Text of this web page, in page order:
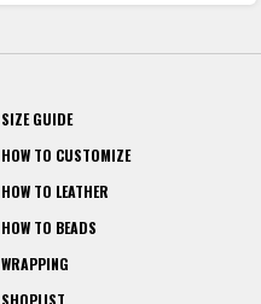
SIZE GUIDE
HOW TO CUSTOMIZE
HOW TO LEATHER
HOW TO BEADS
WRAPPING
SHOPLIST